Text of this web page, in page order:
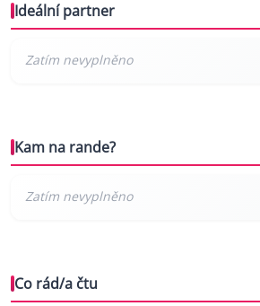
Ideální partner
Kam na rande?
Co rád/a čtu